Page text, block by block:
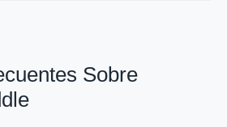
Sobre